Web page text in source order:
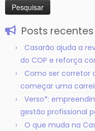
Posts recentes
Casarão ajuda a
do COP e reforça
Como ser corretor
começar uma
Verso*:
gestão profissional
O que muda na